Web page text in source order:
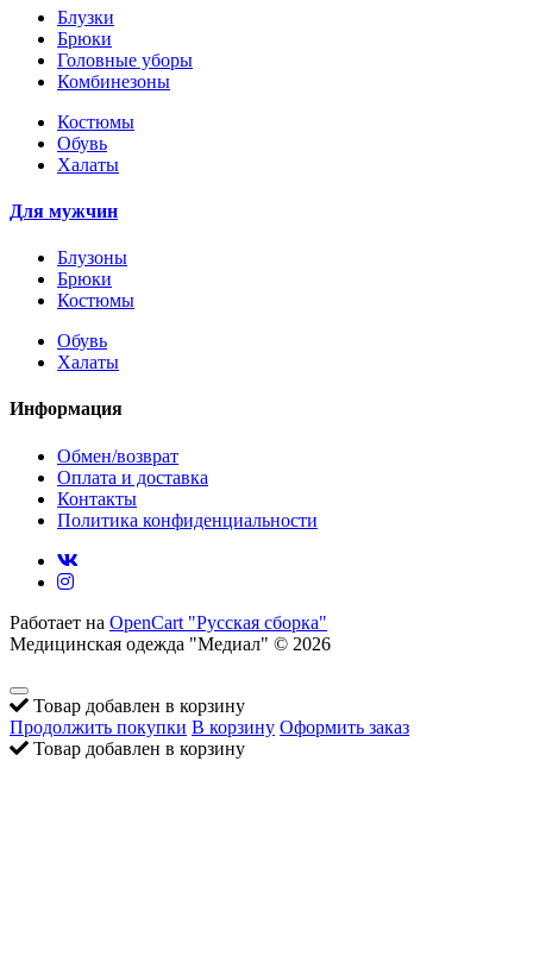
Блузки
Брюки
Головные уборы
Комбинезоны
Костюмы
Обувь
Халаты
Для мужчин
Блузоны
Брюки
Костюмы
Обувь
Халаты
Информация
Обмен/возврат
Оплата и доставка
Контакты
Политика конфиденциальности
Работает на OpenCart "Русская сборка"
Медицинская одежда "Медиал" © 2026
Товар добавлен в корзину
Продолжить покупки В корзину Оформить заказ
Товар добавлен в корзину